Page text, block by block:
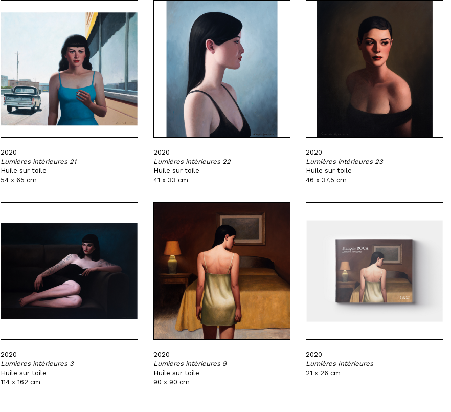
2020
Lumières intérieures 21
Huile sur toile
54 x 65 cm
2020
Lumières intérieures 22
Huile sur toile
41 x 33 cm
2020
Lumières intérieures 23
Huile sur toile
46 x 37,5 cm
2020
Lumières intérieures 3
Huile sur toile
114 x 162 cm
2020
Lumières intérieures 9
Huile sur toile
90 x 90 cm
2020
Lumières Intérieures
21 x 26 cm